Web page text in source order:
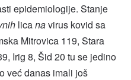
epidemiologije. Stanje
licanavirus kovid sa
Mitrovica 119, Stara
Irig 8, Šid 20 tu se jedino
već danas imali još